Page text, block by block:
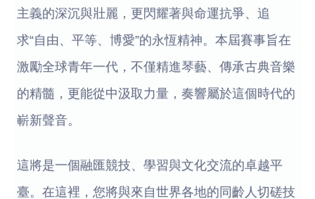
主義的深沉與壯麗，更閃耀著與命運抗爭、追
求“自由、平等、博愛”的永恆精神。本屆賽事旨在
激勵全球青年一代，不僅精進琴藝、傳承古典音樂
的精髓，更能從中汲取力量，奏響屬於這個時代的
嶄新聲音。
這將是一個融匯競技、學習與文化交流的卓越平
臺。在這裡，您將與來自世界各地的同齡人切磋技